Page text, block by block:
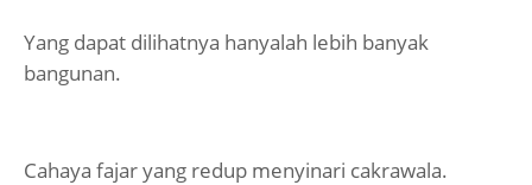
Yang dapat dilihatnya hanyalah lebih banyak
bangunan.
Cahaya fajar yang redup menyinari cakrawala.